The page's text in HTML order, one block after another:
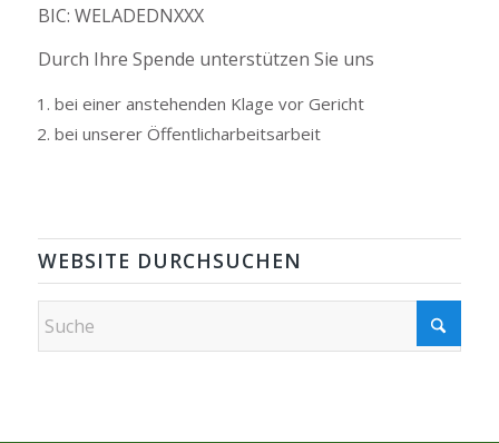
BIC: WELADEDNXXX
Durch Ihre Spende unterstützen Sie uns
bei einer anstehenden Klage vor Gericht
bei unserer Öffentlicharbeitsarbeit
WEBSITE DURCHSUCHEN